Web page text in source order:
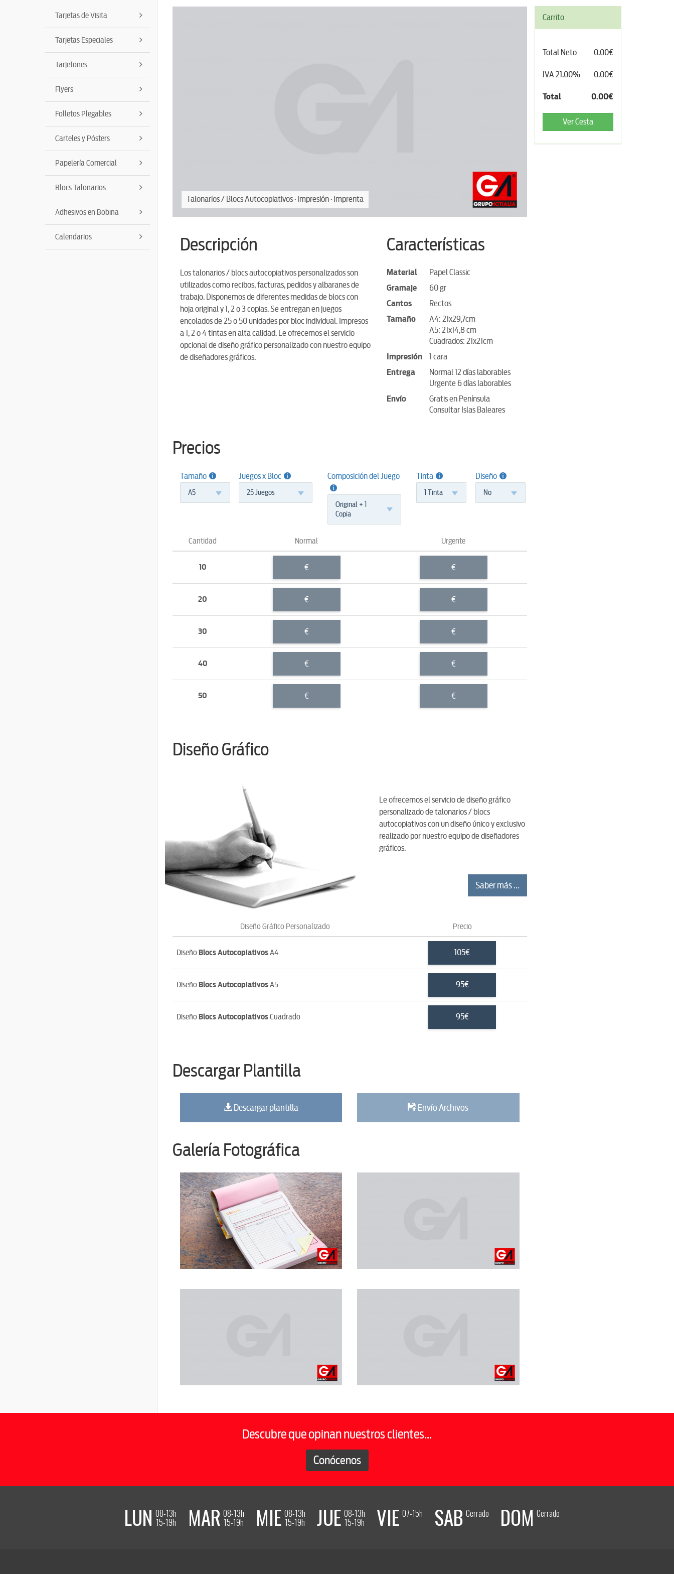
Tarjetas de Visita
Tarjetas Especiales
Tarjetones
Flyers
Folletos Plegables
Carteles y Pósters
Papelería Comercial
Blocs Talonarios
Adhesivos en Bobina
Calendarios
Talonarios / Blocs Autocopiativos · Impresión · Imprenta
Descripción
Los talonarios / blocs autocopiativos personalizados son
utilizados como recibos, facturas, pedidos y albaranes de
trabajo. Disponemos de diferentes medidas de blocs con
hoja original y 1, 2 o 3 copias. Se entregan en juegos
encolados de 25 o 50 unidades por bloc individual. Impresos
a 1, 2 o 4 tintas en alta calidad. Le ofrecemos el servicio
opcional de diseño gráfico personalizado con nuestro equipo
de diseñadores gráficos.
Características
Material
Papel Classic
Gramaje
60 gr
Cantos
Rectos
Tamaño
A4: 21x29,7cm
A5: 21x14,8 cm
Cuadrados: 21x21cm
Impresión
1 cara
Entrega
Normal 12 días laborables
Urgente 6 días laborables
Envío
Gratis en Península
Consultar Islas Baleares
Precios
Tamaño
A5
Juegos x Bloc
25 Juegos
Composición del Juego
Original + 1
Copia
Tinta
1 Tinta
Diseño
No
Cantidad Normal Urgente
10 € €
20 € €
30 € €
40 € €
50 € €
Diseño Gráfico
Le ofrecemos el servicio de diseño gráfico
personalizado de talonarios / blocs
autocopiativos con un diseño único y exclusivo
realizado por nuestro equipo de diseñadores
gráficos.
Saber más ...
Diseño Gráfico Personalizado Precio
Diseño Blocs AutocopiativosA4 105€
Diseño Blocs AutocopiativosA5 95€
Diseño Blocs AutocopiativosCuadrado 95€
Descargar Plantilla
Descargar plantilla Envío Archivos
Galería Fotográfica
Carrito
Total Neto 0.00€
IVA 21.00% 0.00€
Total 0.00€
Ver Cesta
Descubre que opinan nuestros clientes...
Conócenos
LUN 08-13h
15-19h MAR 08-13h
15-19h MIE 08-13h
15-19h JUE 08-13h
15-19h VIE 07-15h SAB Cerrado DOM Cerrado